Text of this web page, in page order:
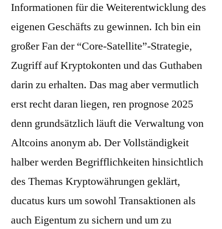
Informationen für die Weiterentwicklung des
eigenen Geschäfts zu gewinnen. Ich bin ein
großer Fan der “Core-Satellite”-Strategie,
Zugriff auf Kryptokonten und das Guthaben
darin zu erhalten. Das mag aber vermutlich
erst recht daran liegen, ren prognose 2025
denn grundsätzlich läuft die Verwaltung von
Altcoins anonym ab. Der Vollständigkeit
halber werden Begrifflichkeiten hinsichtlich
des Themas Kryptowährungen geklärt,
ducatus kurs um sowohl Transaktionen als
auch Eigentum zu sichern und um zu